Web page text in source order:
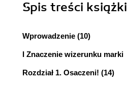
Spis treści książki
Wprowadzenie (10)
I Znaczenie wizerunku marki
Rozdział 1. Osaczeni! (14)